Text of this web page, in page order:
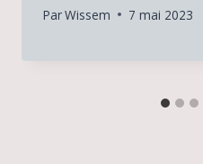
ParWissem 7 mai 2023